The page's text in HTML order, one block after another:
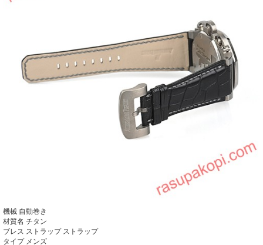
機械 自動巻き
材質名 チタン
ブレス ストラップ ストラップ
タイプ メンズ